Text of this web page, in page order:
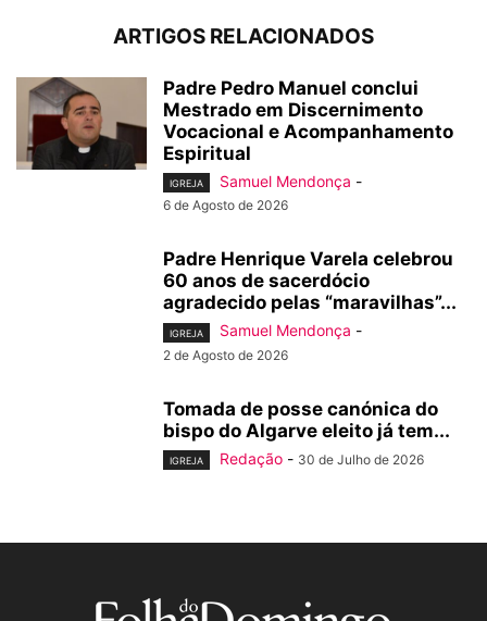
ARTIGOS RELACIONADOS
Padre Pedro Manuel conclui
Mestrado em Discernimento
Vocacional e Acompanhamento
Espiritual
IGREJA Samuel Mendonça -
6 de Agosto de 2026
Padre Henrique Varela celebrou
60 anos de sacerdócio
agradecido pelas “maravilhas”...
IGREJA Samuel Mendonça -
2 de Agosto de 2026
Tomada de posse canónica do
bispo do Algarve eleito já tem...
IGREJA Redação - 30 de Julho de 2026